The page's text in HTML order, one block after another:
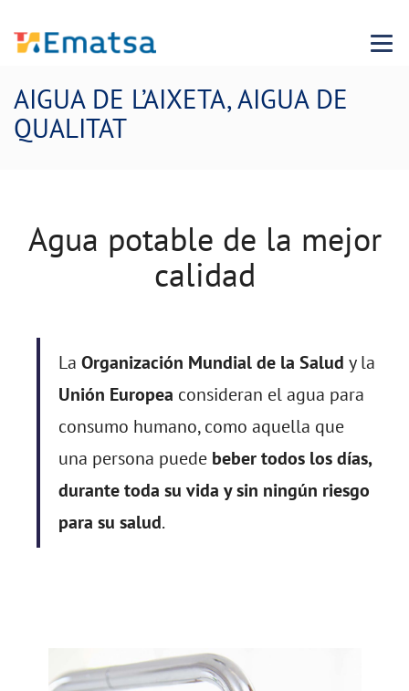
Menu
AIGUA DE L’AIXETA, AIGUA DE
QUALITAT
Agua potable de la mejor
calidad
La Organización Mundial de la Salud y la
Unión Europea consideran el agua para
consumo humano, como aquella que
una persona puede beber todos los días,
durante toda su vida y sin ningún riesgo
para su salud.